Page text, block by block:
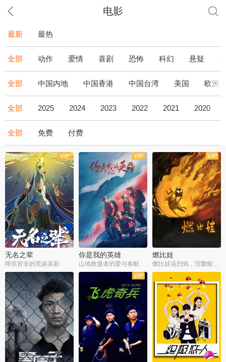
电影
最新 最热
全部 动作 爱情 喜剧 恐怖 科幻 悬疑
全部 中国内地 中国香港 中国台湾 美国 欧洲
全部 2025 2024 2023 2022 2021 2020
全部 免费 付费
无名之辈
啼笑皆非的荒诞喜剧
你是我的英雄
山地救援者的爱与奉献
燃比娃
燃比娃浴烈焰，涅槃蜕变成人